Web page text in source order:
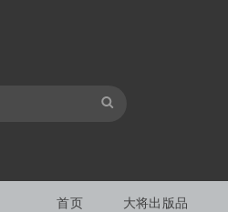
首页 大将出版品